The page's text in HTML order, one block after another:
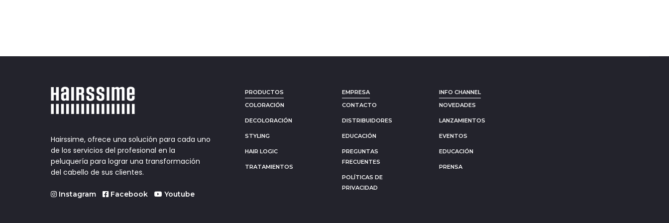
Hairssime, ofrece una solución para cada uno
de los servicios del profesional en la
peluquería para lograr una transformación
del cabello de sus clientes.
Instagram Facebook Youtube
PRODUCTOS
COLORACIÓN
DECOLORACIÓN
STYLING
HAIR LOGIC
TRATAMIENTOS
EMPRESA
CONTACTO
DISTRIBUIDORES
EDUCACIÓN
PREGUNTAS
FRECUENTES
POLÍTICAS DE
PRIVACIDAD
INFO CHANNEL
NOVEDADES
LANZAMIENTOS
EVENTOS
EDUCACIÓN
PRENSA